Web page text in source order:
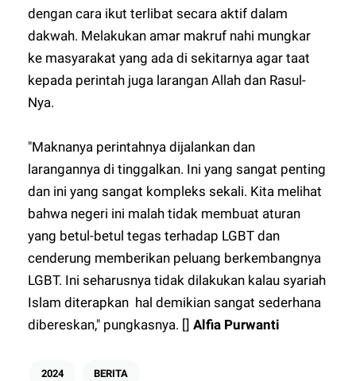
dengan cara ikut terlibat secara aktif dalam
dakwah. Melakukan amar makruf nahi mungkar
ke masyarakat yang ada di sekitarnya agar taat
kepada perintah juga larangan Allah dan Rasul-
Nya.
"Maknanya perintahnya dijalankan dan
larangannya di tinggalkan. Ini yang sangat penting
dan ini yang sangat kompleks sekali. Kita melihat
bahwa negeri ini malah tidak membuat aturan
yang betul-betul tegas terhadap LGBT dan
cenderung memberikan peluang berkembangnya
LGBT. Ini seharusnya tidak dilakukan kalau syariah
Islam diterapkan hal demikian sangat sederhana
dibereskan," pungkasnya. []Alfia Purwanti
2024 BERITA